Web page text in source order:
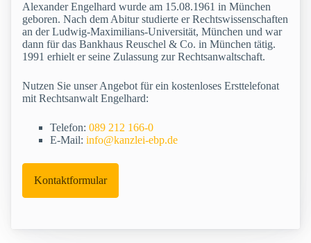
Alexander Engelhard wurde am 15.08.1961 in München
geboren. Nach dem Abitur studierte er Rechtswissenschaften
an der Ludwig-Maximilians-Universität, München und war
dann für das Bankhaus Reuschel & Co. in München tätig.
1991 erhielt er seine Zulassung zur Rechtsanwaltschaft.
Nutzen Sie unser Angebot für ein kostenloses Ersttelefonat
mit Rechtsanwalt Engelhard:
Telefon: 089 212 166-0
E-Mail: info@kanzlei-ebp.de
Kontaktformular